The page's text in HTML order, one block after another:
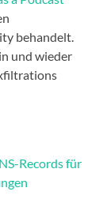
behandelt.
und wieder
Records für